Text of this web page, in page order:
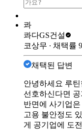
콰
콰다GS건설
코상무 ∙ 채택률
채택된 답변
안녕하세요 루
선호하신다면
반면에 사기업
고용 불안정도
게 공기업에 도